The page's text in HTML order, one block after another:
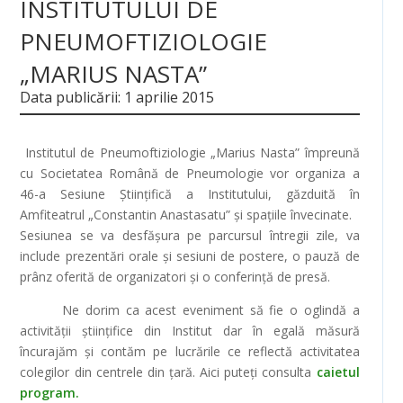
INSTITUTULUI DE
PNEUMOFTIZIOLOGIE
„MARIUS NASTA”
Data publicării: 1 aprilie 2015
Institutul de Pneumoftiziologie „Marius Nasta” împreună
cu Societatea Română de Pneumologie vor organiza a
46-a Sesiune Științifică a Institutului, găzduită în
Amfiteatrul „Constantin Anastasatu” și spațiile învecinate.
Sesiunea se va desfășura pe parcursul întregii zile, va
include prezentări orale și sesiuni de postere, o pauză de
prânz oferită de organizatori și o conferință de presă.
Ne dorim ca acest eveniment să fie o oglindă a
activității științifice din Institut dar în egală măsură
încurajăm și contăm pe lucrările ce reflectă activitatea
colegilor din centrele din țară. Aici puteți consulta caietul
program.